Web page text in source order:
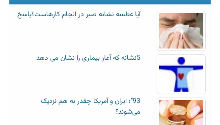
آیا عطسه‌ نشانه صبر در انجام کارهاست؟پاسخ
5نشانه که آغاز بیماری را نشان می دهد
93"؛ ایران و آمریکا چقدر به هم نزدیک
می‌شوند؟